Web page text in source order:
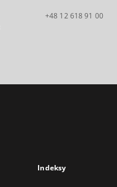
+48 12 618 91 00
Indeksy